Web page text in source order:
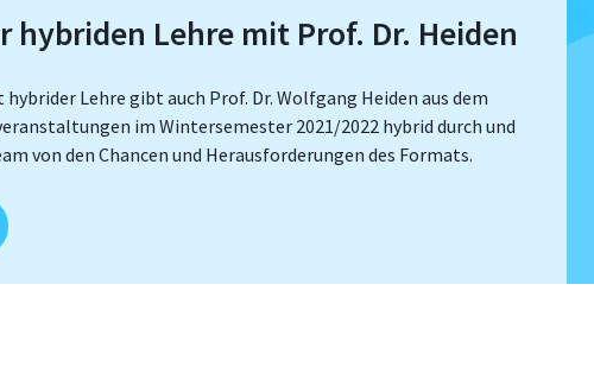
Lehre mit Prof. Dr. Heiden
Lehre gibt auch Prof. Dr. Wolfgang Heiden aus dem
im Wintersemester 2021/2022 hybrid durch und
von den Chancen und Herausforderungen des Formats.